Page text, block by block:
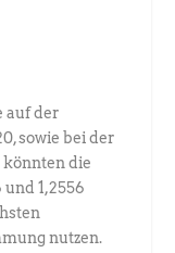
auf der
sowie bei der
die
1,2556
nutzen.